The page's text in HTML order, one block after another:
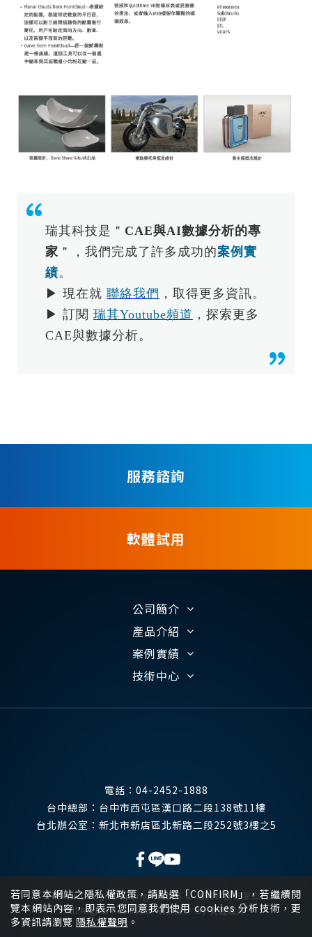
瑞其科技是＂ CAE與AI數據分析的專
家 ＂，我們完成了許多成功的案例實
績。
▶ 現在就 聯絡我們 ，取得更多資訊。
▶ 訂閱 瑞其Youtube頻道 ，探索更多
CAE與數據分析。
服務諮詢
軟體試用
公司簡介
產品介紹
案例實績
技術中心
電話： 04-2452-1888
台中總部： 台中市西屯區漢口路二段138號11樓
台北辦公室： 新北市新店區北新路二段252號3樓之5
Website DesignCopyright 2026 © 瑞其科技有限公司
All Rights Reserved.網頁設計 by覺醒設計
若同意本網站之隱私權政策，請點選「CONFIRM」，若繼續閱
覽本網站內容，即表示您同意我們使用 cookies 分析技術，更
多資訊請瀏覽 隱私權聲明 。